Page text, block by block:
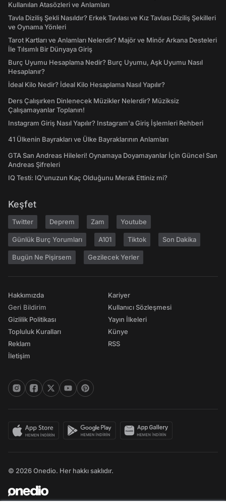
Kullanılan Atasözleri ve Anlamları
Tavla Diziliş Şekli Nasıldır? Erkek Tavlası ve Kız Tavlası Diziliş Şekilleri
ve Oynama Yönleri
Tarot Kartları ve Anlamları Nelerdir? Majör ve Minör Arkana Desteleri
İle Tılsımlı Bir Dünyaya Giriş
Burç Uyumu Hesaplama Nedir? Burç Uyumu, Aşk Uyumu Nasıl
Hesaplanır?
İdeal Kilo Nedir? İdeal Kilo Hesaplama Nasıl Yapılır?
Ders Çalışırken Dinlenecek Müzikler Nelerdir? Müziksiz
Çalışamayanlar Toplanın!
Instagram Giriş Nasıl Yapılır? Instagram'a Giriş İşlemleri Rehberi
41 Ülkenin Bayrakları ve Ülke Bayraklarının Anlamları
GTA San Andreas Hileleri! Oynamaya Doyamayanlar İçin Güncel San
Andreas Şifreleri
IQ Testi: IQ'unuzun Kaç Olduğunu Merak Ettiniz mi?
Keşfet
Twitter Deprem Zam Youtube
Günlük Burç Yorumları A101 Tiktok Son Dakika
Bugün Ne Pişirsem Gezilecek Yerler
Hakkımızda
Geri Bildirim
Gizlilik Politikası
Topluluk Kuralları
Reklam
İletişim
Kariyer
Kullanıcı Sözleşmesi
Yayın İlkeleri
Künye
RSS
© 2026 Onedio. Her hakkı saklıdır.